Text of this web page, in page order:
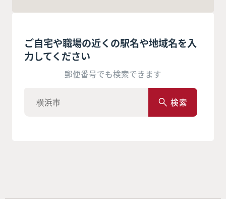
ご自宅や職場の近くの駅名や地域名を入
力してください
郵便番号でも検索できます
検索